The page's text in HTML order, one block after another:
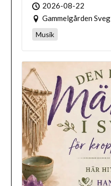
2026-08-22
Gammelgården Sveg
Musik